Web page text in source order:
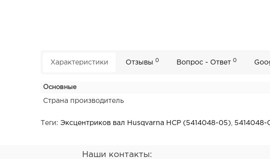
Характеристики Отзывы0 Вопрос - Ответ0
Основные
Страна производитель
Теги:Эксцентриков вал Husqvarna HCP (5414048-05) 5414048-
Наши контакты: